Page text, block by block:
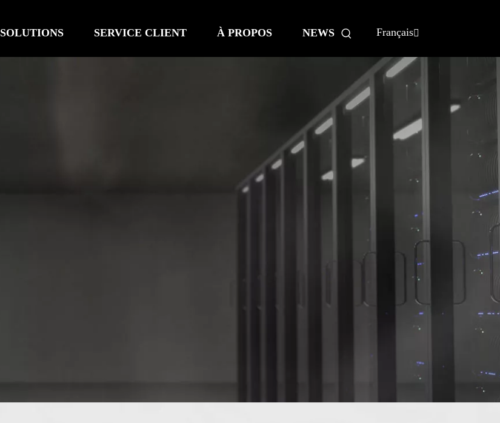
SOLUTIONS SERVICE CLIENT À PROPOS NEWS Français